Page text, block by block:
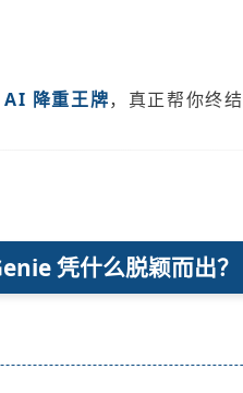
AI 降重王牌，真正帮你终
凭什么脱颖而出？